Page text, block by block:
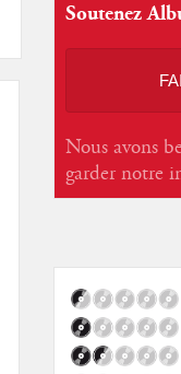
Soutenez
Nous avons
garder notre